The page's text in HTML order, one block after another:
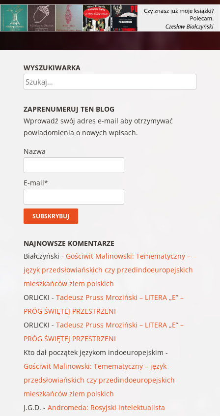
WYSZUKIWARKA
Szukaj
ZAPRENUMERUJ TEN BLOG
Wprowadź swój adres e-mail aby otrzymywać
powiadomienia o nowych wpisach.
Nazwa
E-mail*
NAJNOWSZE KOMENTARZE
Białczyński - Gościwit Malinowski: Temematyczny –
język przedsłowiańskich czy przedindoeuropejskich
mieszkańców ziem polskich
ORLICKI - Tadeusz Pruss Mroziński – LITERA „E” –
PRÓG ŚWIĘTEJ PRZESTRZENI
ORLICKI - Tadeusz Pruss Mroziński – LITERA „E” –
PRÓG ŚWIĘTEJ PRZESTRZENI
Kto dał początek językom indoeuropejskim -
Gościwit Malinowski: Temematyczny – język
przedsłowiańskich czy przedindoeuropejskich
mieszkańców ziem polskich
J.G.D. - Andromeda: Rosyjski intelektualista